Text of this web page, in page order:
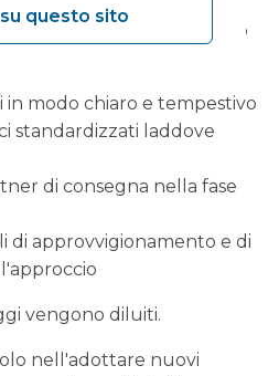
dal fare le cose in modo
in modo chiaro e tempestivo
standardizzati laddove
di consegna nella fase
di approvvigionamento e di
vengono diluiti.
nell'adottare nuovi
questo sito